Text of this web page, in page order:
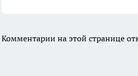
Комментарии на этой странице